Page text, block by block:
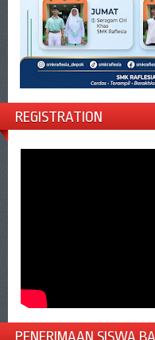
REGISTRATION